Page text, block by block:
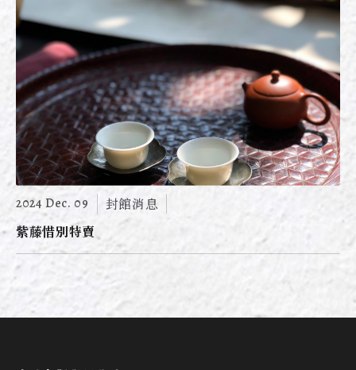
2024 Dec. 09
封館消息
紫藤惜別特賣